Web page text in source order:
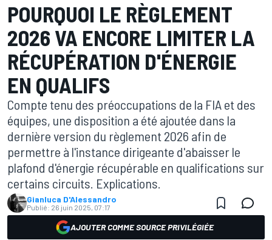
POURQUOI LE RÈGLEMENT
2026 VA ENCORE LIMITER LA
RÉCUPÉRATION D'ÉNERGIE
EN QUALIFS
Compte tenu des préoccupations de la FIA et des
équipes, une disposition a été ajoutée dans la
dernière version du règlement 2026 afin de
permettre à l'instance dirigeante d'abaisser le
plafond d'énergie récupérable en qualifications sur
certains circuits. Explications.
Gianluca D'Alessandro
Publié: 26 juin 2025, 07:17
AJOUTER COMME SOURCE PRIVILÉGIÉE